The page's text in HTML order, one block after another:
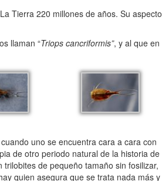
Tierra 220 millones de años. Su aspecto
llaman “Triops cancriformis”, y al que en
uno se encuentra cara a cara con
de otro periodo natural de la historia de
de pequeño tamaño sin fosilizar,
quien asegura que se trata nada más y